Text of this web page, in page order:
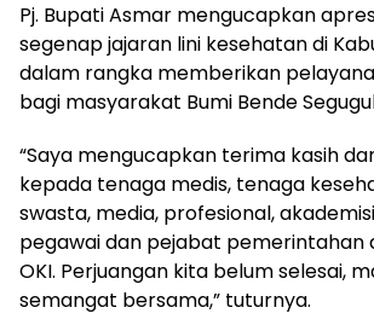
Pj. Bupati Asmar mengucapkan
segenap jajaran lini kesehatan di
dalam rangka memberikan
bagi masyarakat Bumi Bende
“Saya mengucapkan terima kasih
kepada tenaga medis, tenaga
swasta, media, profesional,
pegawai dan pejabat pemerintahan
OKI. Perjuangan kita belum selesai,
semangat bersama,” tuturnya.